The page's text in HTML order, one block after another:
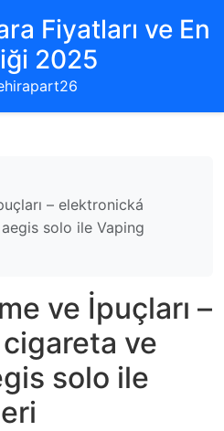
Fiyatları ve En
2025
– elektronická
solo ile Vaping
ve İpuçları –
ve
solo ile